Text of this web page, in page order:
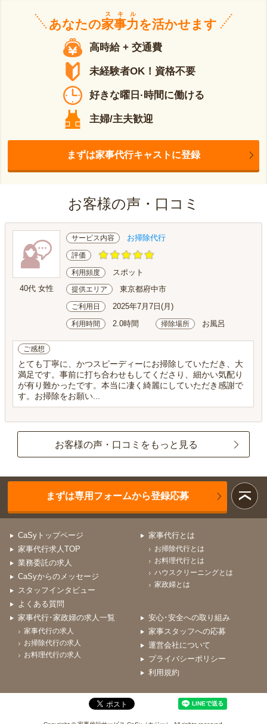
あなたの家事力
スキル
を活かせます
高時給 + 交通費
未経験者OK！資格不要
好きな曜日·時間に働ける
主婦/主夫歓迎
まずは家事代行キャストに登録
お客様の声・口コミ
40代 女性
サービス内容 お掃除代行
評価
利用頻度 スポット
提供エリア 東京都府中市
ご利用日 2025年7月7日(月)
利用時間 2.0時間 掃除場所 お風呂
ご感想
とても丁寧に、かつスピーディーにお掃除していただき、大
満足です。事前に打ち合わせもしてくださり、細かい気配り
が有り難かったです。本当に凄く綺麗にしていただき感謝で
す。お掃除をお願い...
お客様の声・口コミをもっと見る
まずは専用フォームから登録応募
CaSyトップページ
家事代行求人TOP
業務委託の求人
CaSyからのメッセージ
スタッフインタビュー
よくある質問
家事代行とは
お掃除代行とは
お料理代行とは
ハウスクリーニングとは
家政婦とは
家事代行･家政婦の求人一覧
家事代行の求人
お掃除代行の求人
お料理代行の求人
安心･安全への取り組み
家事スタッフへの応募
運営会社について
プライバシーポリシー
利用規約